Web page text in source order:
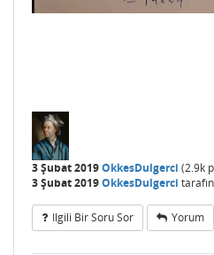
3 Şubat 2019OkkesDulgerci (2.9k
3 Şubat 2019OkkesDulgerci
Ilgili Bir Soru Sor Yorum